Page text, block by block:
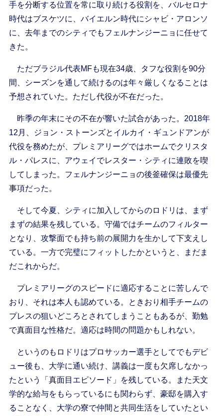
手を分断する位置を常に取り続ける役割を、バルセロナ
時代はブスケツに、バイエルン時代にシャビ・アロンソ
に、去年までのシティでもフェルナンジーニョに任せて
きた。
ただブラジル代表MFも現在34歳、タフな役割を90分
間、シーズンを通して続けるのは年々厳しくなることは
予想されていた。ただし代役が不在だった。
昨季の年末にその不在が響いた試合があった。2018年
12月、ジョン・ストーンズとイルカイ・ギュンドアンが
代役を務めたが、プレミアリーグではホームでクリスタ
ル・パレスに、アウェイでレスター・シティに連敗を喫
してしまった。フェルナンジーニョの後釜確保は最優先
事項だった。
そして今夏、シティに加入してからのロドリは、まず
まずの結果を残している。守備ではチームのフィルター
となり、攻撃面でも持ち前の展開力を生かして下支えし
ている。一方で完璧にフィットしたかというと、まだま
だこれからだ。
プレミアリーグのスピードに適応することに苦しんで
おり、それは本人も認めている。ときおり相手チームの
プレスの狙いどころとされてしまうこともあるが、勤勉
で真面目な性格だ。適応は時間の問題かもしれない。
というのもロドリはプロサッカー選手としてでもデビ
ュー後も、大学に通い続け、講義は一度も欠席しなかっ
たという「真面目エピソード」を残している。また天文
学的な給与をもらっているにも関わらず、豪邸を購入す
ることなく、大学の寮で仲間と共同生活をしていたとい